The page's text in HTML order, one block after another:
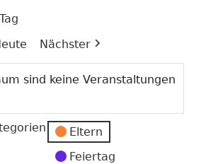
Tag
Nächster
sind keine Veranstaltungen
Eltern
Feiertag